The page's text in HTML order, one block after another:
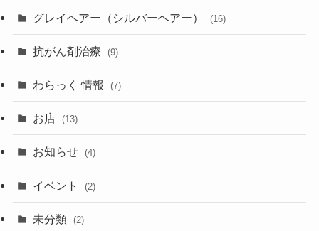
グレイヘアー（シルバーヘアー） (16)
抗がん剤治療 (9)
わらっく 情報 (7)
お店 (13)
お知らせ (4)
イベント (2)
未分類 (2)